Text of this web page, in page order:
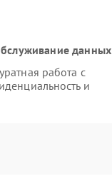
данных
работа с
и